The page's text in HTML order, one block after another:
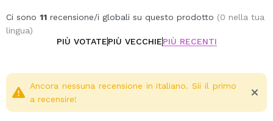
Ci sono 11 recensione/i globali su questo prodotto (0 nella tua
lingua)
PIÙ VOTATEPIÙ VECCHIEPIÙ RECENTI
Ancora nessuna recensione in italiano. Sii il primo
a recensire!